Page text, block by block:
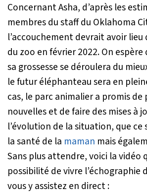
Concernant Asha, d’après les
membres du staff du Oklahoma
l’accouchement devrait avoir lieu
du zoo en février 2022. On espère
sa grossesse se déroulera du
le futur éléphanteau sera en
cas, le parc animalier a promis
nouvelles et de faire des mises à
l’évolution de la situation, que
la santé de la maman mais
Sans plus attendre, voici la vidéo
possibilité de vivre l’échographie
vous y assistez en direct :